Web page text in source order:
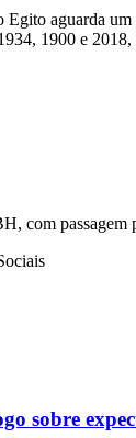
aguarda
1900 e
com
sobre